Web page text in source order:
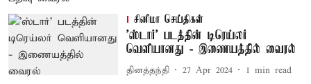
சினிமா செய்திகள்
'ஸ்டார்' படத்தின் டிரெய்லர்
வெளியானது - இணையத்தில் வைரல்
தினத்தந்தி 27 Apr 2024 1 min read